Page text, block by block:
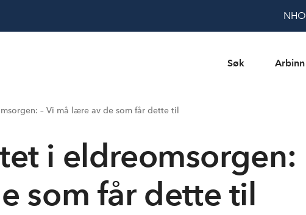
NHO
Søk Arbinn
– Vi må lære av de som får dette til
i eldreomsorgen:
som får dette til